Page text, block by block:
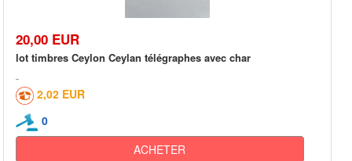
20,00 EUR
lot timbres Ceylon Ceylan télégraphes avec char
2,02 EUR
0
ACHETER